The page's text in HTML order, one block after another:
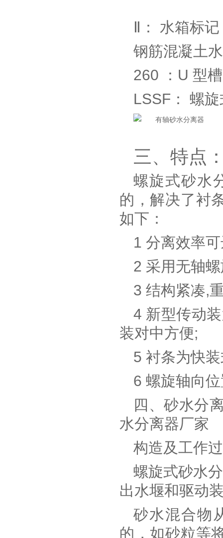
Ⅱ： 水箱标
钢筋混凝土
260 ：U 型
LSSF： 螺
三、特点
螺旋式砂水
的，解决了衬
如下：
1 分离效率
2 采用无轴
3 结构紧凑,
4 新型传动
装对中方便;
5 衬条为快
6 螺旋轴向
四、砂水分
水分离器厂家
构造及工作
螺旋式砂水
出水堰和驱动
砂水混合物
的，如砂粒等